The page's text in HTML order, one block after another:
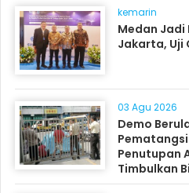
kemarin
Medan Jadi
Jakarta, Uji
03 Agu 2026
Demo
Penutupan
Timbulkan
Masyarakat